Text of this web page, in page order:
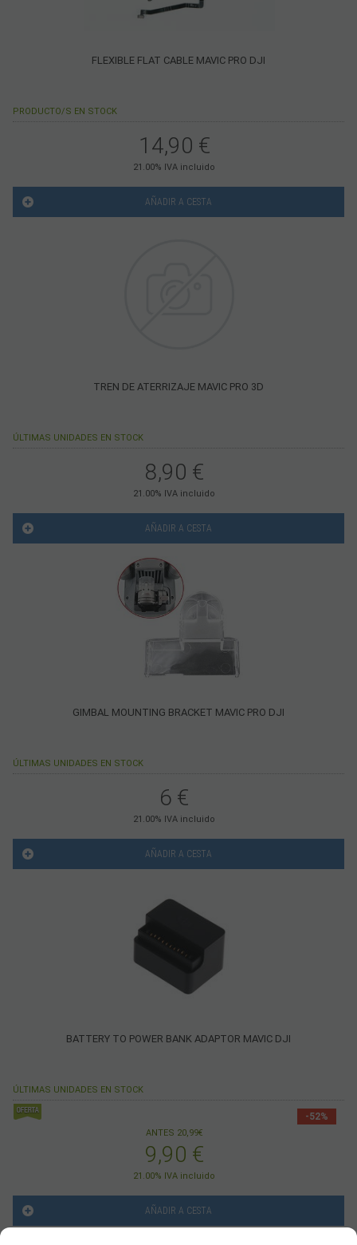
FLEXIBLE FLAT CABLE MAVIC PRO DJI
PRODUCTO/S EN STOCK
14,90 €
21.00% IVA incluido
AÑADIR A CESTA
TREN DE ATERRIZAJE MAVIC PRO 3D
ÚLTIMAS UNIDADES EN STOCK
8,90 €
21.00% IVA incluido
AÑADIR A CESTA
GIMBAL MOUNTING BRACKET MAVIC PRO DJI
ÚLTIMAS UNIDADES EN STOCK
6 €
21.00% IVA incluido
AÑADIR A CESTA
BATTERY TO POWER BANK ADAPTOR MAVIC DJI
ÚLTIMAS UNIDADES EN STOCK
-52%
ANTES 20,99€
9,90 €
21.00% IVA incluido
AÑADIR A CESTA